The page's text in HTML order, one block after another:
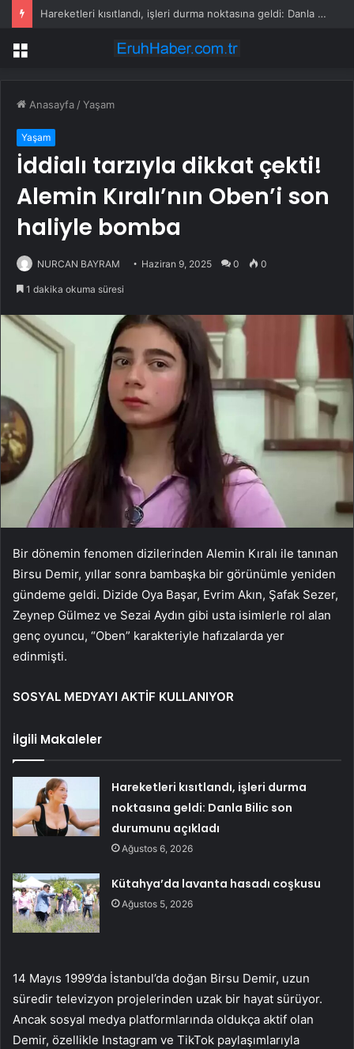
Hareketleri kısıtlandı, işleri durma noktasına geldi: Danla Bilic son durumunu açıkladı
Menü
Anasayfa /Yaşam
Yaşam
İddialı tarzıyla dikkat çekti!
Alemin Kıralı’nın Oben’i son
haliyle bomba
NURCAN BAYRAM Haziran 9, 2025 0 0
1 dakika okuma süresi
Bir dönemin fenomen dizilerinden Alemin Kıralı ile tanınan
Birsu Demir, yıllar sonra bambaşka bir görünümle yeniden
gündeme geldi. Dizide Oya Başar, Evrim Akın, Şafak Sezer,
Zeynep Gülmez ve Sezai Aydın gibi usta isimlerle rol alan
genç oyuncu, “Oben” karakteriyle hafızalarda yer
edinmişti.
SOSYAL MEDYAYI AKTİF KULLANIYOR
İlgili Makaleler
Hareketleri kısıtlandı, işleri durma
noktasına geldi: Danla Bilic son
durumunu açıkladı
Ağustos 6, 2026
Kütahya’da lavanta hasadı coşkusu
Ağustos 5, 2026
14 Mayıs 1999’da İstanbul’da doğan Birsu Demir, uzun
süredir televizyon projelerinden uzak bir hayat sürüyor.
Ancak sosyal medya platformlarında oldukça aktif olan
Demir, özellikle Instagram ve TikTok paylaşımlarıyla